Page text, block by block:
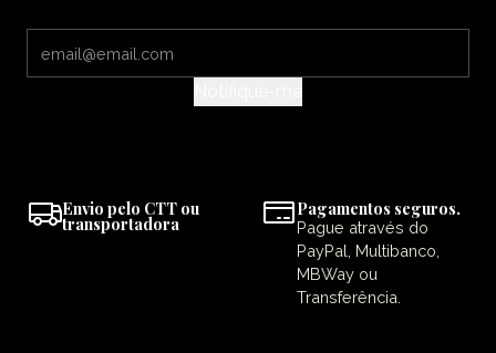
Envio pelo CTT ou
transportadora
Pagamentos seguros.
Pague através do
PayPal, Multibanco,
MBWay ou
Transferência.